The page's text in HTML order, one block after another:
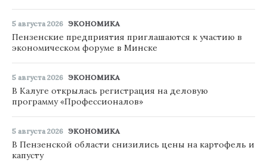
5 августа 2026 ЭКОНОМИКА
Пензенские предприятия приглашаются к участию в
экономическом форуме в Минске
5 августа 2026 ЭКОНОМИКА
В Калуге открылась регистрация на деловую
программу «Профессионалов»
5 августа 2026 ЭКОНОМИКА
В Пензенской области снизились цены на картофель и
капусту